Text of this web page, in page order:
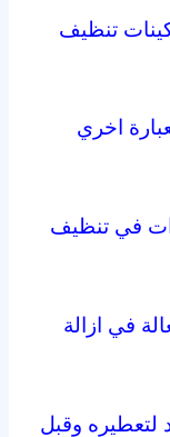
تنظيف
اخري
في تنظيف
في ازالة
وقبل